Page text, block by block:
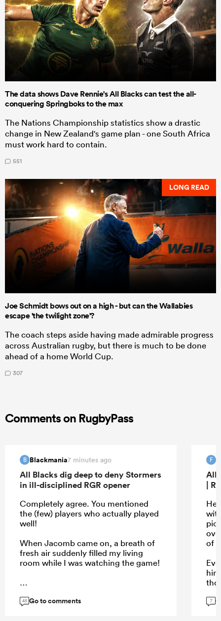
The data shows Dave Rennie's All Blacks can test the all-
conquering Springboks to the max
The Nations Championship statistics show a drastic
change in New Zealand's game plan - one South Africa
must work hard to contain.
551
LONG READ
Joe Schmidt bows out on a high - but can the Wallabies
escape 'the twilight zone'?
The coach steps aside having made admirable progress
across Australian rugby, but there is much to be done
ahead of a home World Cup.
307
Comments on RugbyPass
B Blackmania7 minutes ago
All Blacks dig deep to deny Stormers
in ill-disciplined RGR opener
Completely agree. You mentioned
the (few) players who actually played
well!
When Jacomb came on, a breath of
fresh air suddenly filled my living
room while I was watching the game!
...
45 Go to comments
F
All
|
He
of
7